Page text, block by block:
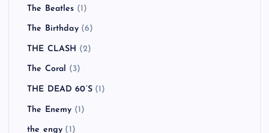
The Beatles (1)
The Birthday(6)
THE CLASH (2)
The Coral (3)
THE DEAD 60’S(1)
The Enemy (1)
the engy (1)